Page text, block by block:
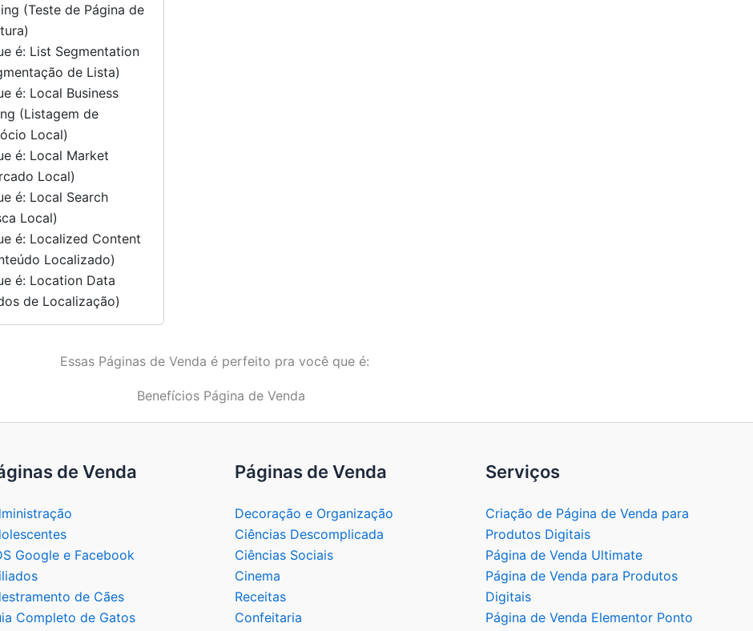
(Teste de Página de
é: List Segmentation
de Lista)
é: Local Business
(Listagem de
Local)
é: Local Market
Local)
é: Local Search
Local)
é: Localized Content
Localizado)
é: Location Data
de Localização)
Essas Páginas de Venda é perfeito pra você que é:
de Venda
Google e Facebook
de Cães
Completo de Gatos
Páginas de Venda
Decoração e Organização
Ciências Descomplicada
Ciências Sociais
Cinema
Receitas
Confeitaria
Serviços
Criação de Página de Venda para
Produtos Digitais
Página de Venda Ultimate
Página de Venda para Produtos
Digitais
Página de Venda Elementor Ponto